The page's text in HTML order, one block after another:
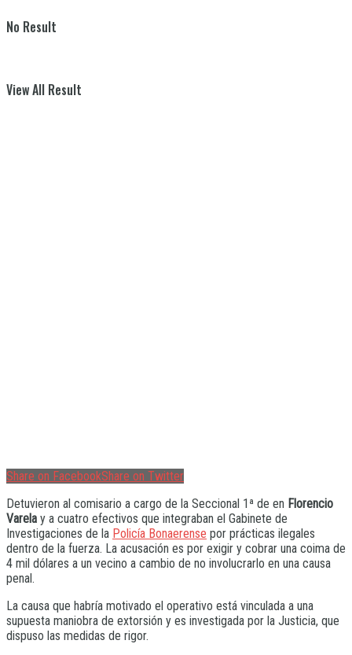
No Result
View All Result
Share on FacebookShare on Twitter
Detuvieron al comisario a cargo de la Seccional 1ª de en Florencio
Varela y a cuatro efectivos que integraban el Gabinete de
Investigaciones de la Policía Bonaerense por prácticas ilegales
dentro de la fuerza. La acusación es por exigir y cobrar una coima de
4 mil dólares a un vecino a cambio de no involucrarlo en una causa
penal.
La causa que habría motivado el operativo está vinculada a una
supuesta maniobra de extorsión y es investigada por la Justicia, que
dispuso las medidas de rigor.